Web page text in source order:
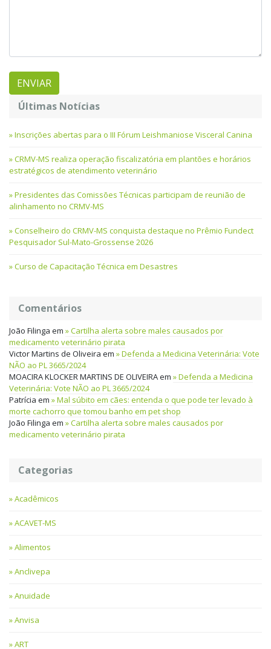
Últimas Notícias
Inscrições abertas para o III Fórum Leishmaniose Visceral Canina
CRMV-MS realiza operação fiscalizatória em plantões e horários
estratégicos de atendimento veterinário
Presidentes das Comissões Técnicas participam de reunião de
alinhamento no CRMV-MS
Conselheiro do CRMV-MS conquista destaque no Prêmio Fundect
Pesquisador Sul-Mato-Grossense 2026
Curso de Capacitação Técnica em Desastres
Comentários
João Filinga em
Cartilha alerta sobre males causados por
medicamento veterinário pirata
Victor Martins de Oliveira em
Defenda a Medicina Veterinária: Vote
NÃO ao PL 3665/2024
MOACIRA KLOCKER MARTINS DE OLIVEIRAem
Defenda a Medicina
Veterinária: Vote NÃO ao PL 3665/2024
Patrícia em
Mal súbito em cães: entenda o que pode ter levado à
morte cachorro que tomou banho em pet shop
João Filinga em
Cartilha alerta sobre males causados por
medicamento veterinário pirata
Categorias
Acadêmicos
ACAVET-MS
Alimentos
Anclivepa
Anuidade
Anvisa
ART